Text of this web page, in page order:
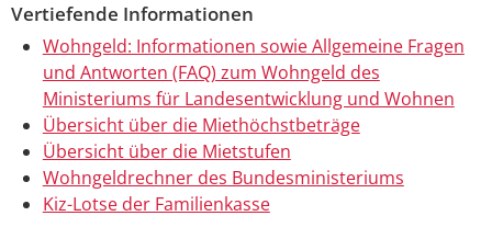
Vertiefende Informationen
Wohngeld: Informationen sowie Allgemeine Fragen
und Antworten (FAQ) zum Wohngeld des
Ministeriums für Landesentwicklung und Wohnen
Übersicht über die Miethöchstbeträge
Übersicht über die Mietstufen
Wohngeldrechner des Bundesministeriums
Kiz-Lotse der Familienkasse